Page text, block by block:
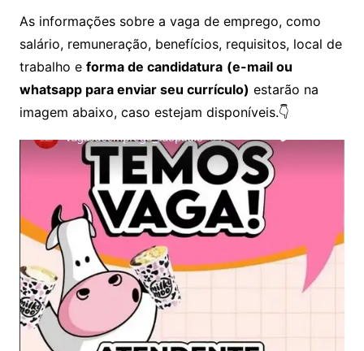
As informações sobre a vaga de emprego, como
salário, remuneração, benefícios, requisitos, local de
trabalho e forma de candidatura (e-mail ou
whatsapp para enviar seu currículo) estarão na
imagem abaixo, caso estejam disponíveis.👇